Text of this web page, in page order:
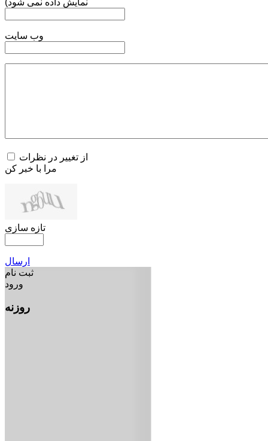
نمایش داده نمی شود)
وب سایت
از تغییر در نظرات
مرا با خبر کن
تازه سازی
ارسال
ثبت نام
ورود
روزنه